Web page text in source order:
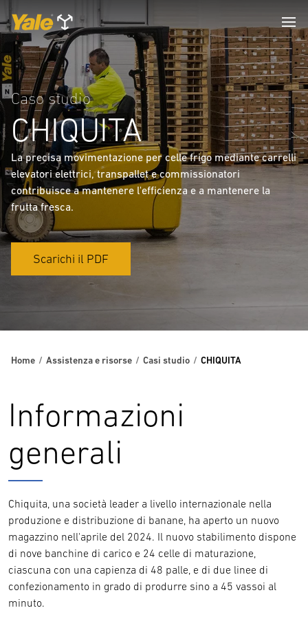
Caso studio
CHIQUITA
La precisa movimentazione per celle frigo mediante carrelli
elevatori elettrici, transpallet e commissionatori
contribuisce a mantenere l'efficienza e a mantenere la
frutta fresca.
Scarichi il PDF
Home Assistenza e risorse Casi studio CHIQUITA
Informazioni
generali
Chiquita, una società leader a livello internazionale nella
produzione e distribuzione di banane, ha aperto un nuovo
magazzino nell'aprile del 2024. Il nuovo stabilimento dispone
di nove banchine di carico e 24 celle di maturazione,
ciascuna con una capienza di 48 palle, e di due linee di
confezionamento in grado di produrre sino a 45 vassoi al
minuto.